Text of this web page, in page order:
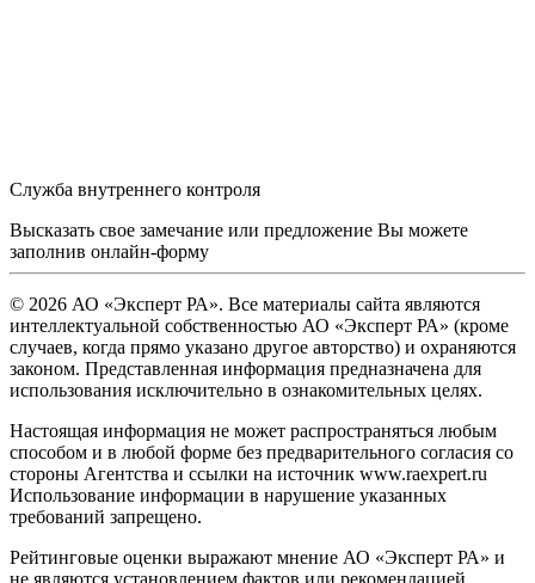
Служба внутреннего контроля
Высказать свое замечание или предложение Вы можете
заполнив онлайн-форму
© 2026 АО «Эксперт РА». Все материалы сайта являются
интеллектуальной собственностью АО «Эксперт РА» (кроме
случаев, когда прямо указано другое авторство) и охраняются
законом. Представленная информация предназначена для
использования исключительно в ознакомительных целях.
Настоящая информация не может распространяться любым
способом и в любой форме без предварительного согласия со
стороны Агентства и ссылки на источник www.raexpert.ru
Использование информации в нарушение указанных
требований запрещено.
Рейтинговые оценки выражают мнение АО «Эксперт РА» и
не являются установлением фактов или рекомендацией